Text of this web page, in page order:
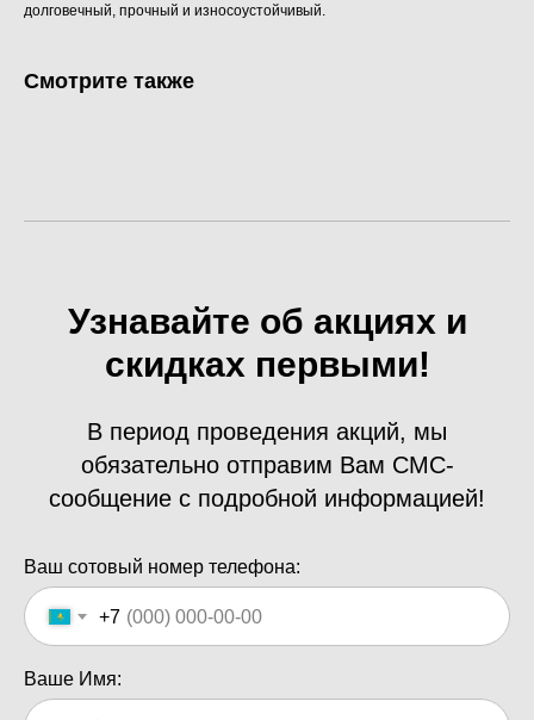
долговечный, прочный и износоустойчивый.
Смотрите также
Узнавайте об акциях и
скидках первыми!
В период проведения акций, мы
обязательно отправим Вам СМС-
сообщение с подробной информацией!
Ваш сотовый номер телефона:
+7
Ваше Имя: